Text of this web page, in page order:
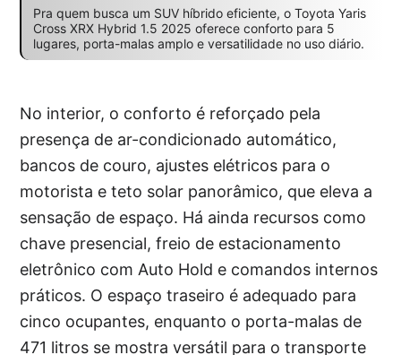
Pra quem busca um SUV híbrido eficiente, o Toyota Yaris
Cross XRX Hybrid 1.5 2025 oferece conforto para 5
lugares, porta-malas amplo e versatilidade no uso diário.
No interior, o conforto é reforçado pela
presença de ar-condicionado automático,
bancos de couro, ajustes elétricos para o
motorista e teto solar panorâmico, que eleva a
sensação de espaço. Há ainda recursos como
chave presencial, freio de estacionamento
eletrônico com Auto Hold e comandos internos
práticos. O espaço traseiro é adequado para
cinco ocupantes, enquanto o porta-malas de
471 litros se mostra versátil para o transporte